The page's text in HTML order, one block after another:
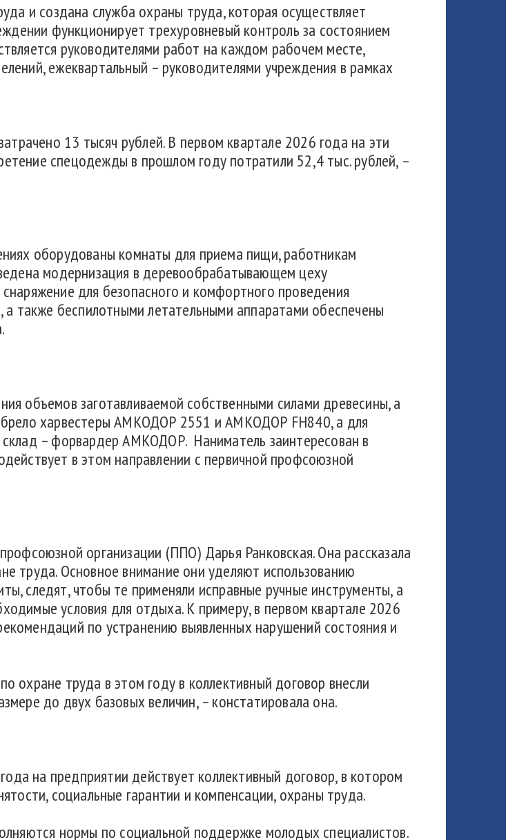
и создана служба охраны труда, которая осуществляет
функционирует трехуровневый контроль за состоянием
руководителями работ на каждом рабочем месте,
ежеквартальный – руководителями учреждения в рамках
13 тысяч рублей. В первом квартале 2026 года на эти
спецодежды в прошлом году потратили 52,4 тыс. рублей, –
оборудованы комнаты для приема пищи, работникам
модернизация в деревообрабатывающем цеху
для безопасного и комфортного проведения
также беспилотными летательными аппаратами обеспечены
объемов заготавливаемой собственными силами древесины, а
харвестеры АМКОДОР 2551 и АМКОДОР FH840, а для
– форвардер АМКОДОР. Наниматель заинтересован в
в этом направлении с первичной профсоюзной
организации (ППО) Дарья Ранковская. Она рассказала
труда. Основное внимание они уделяют использованию
следят, чтобы те применяли исправные ручные инструменты, а
условия для отдыха. К примеру, в первом квартале 2026
по устранению выявленных нарушений состояния и
охране труда в этом году в коллективный договор внесли
до двух базовых величин, – констатировала она.
на предприятии действует коллективный договор, в котором
социальные гарантии и компенсации, охраны труда.
нормы по социальной поддержке молодых специалистов.